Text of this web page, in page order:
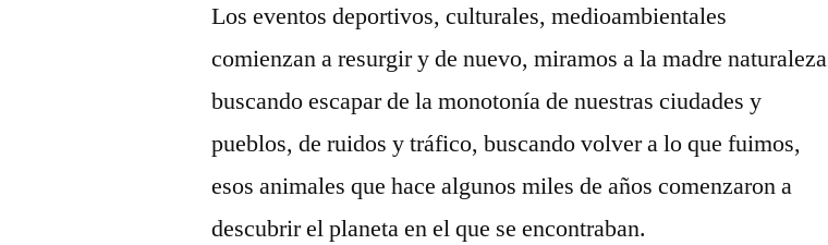
Los eventos deportivos, culturales, medioambientales
comienzan a resurgir y de nuevo, miramos a la madre naturaleza
buscando escapar de la monotonía de nuestras ciudades y
pueblos, de ruidos y tráfico, buscando volver a lo que fuimos,
esos animales que hace algunos miles de años comenzaron a
descubrir el planeta en el que se encontraban.